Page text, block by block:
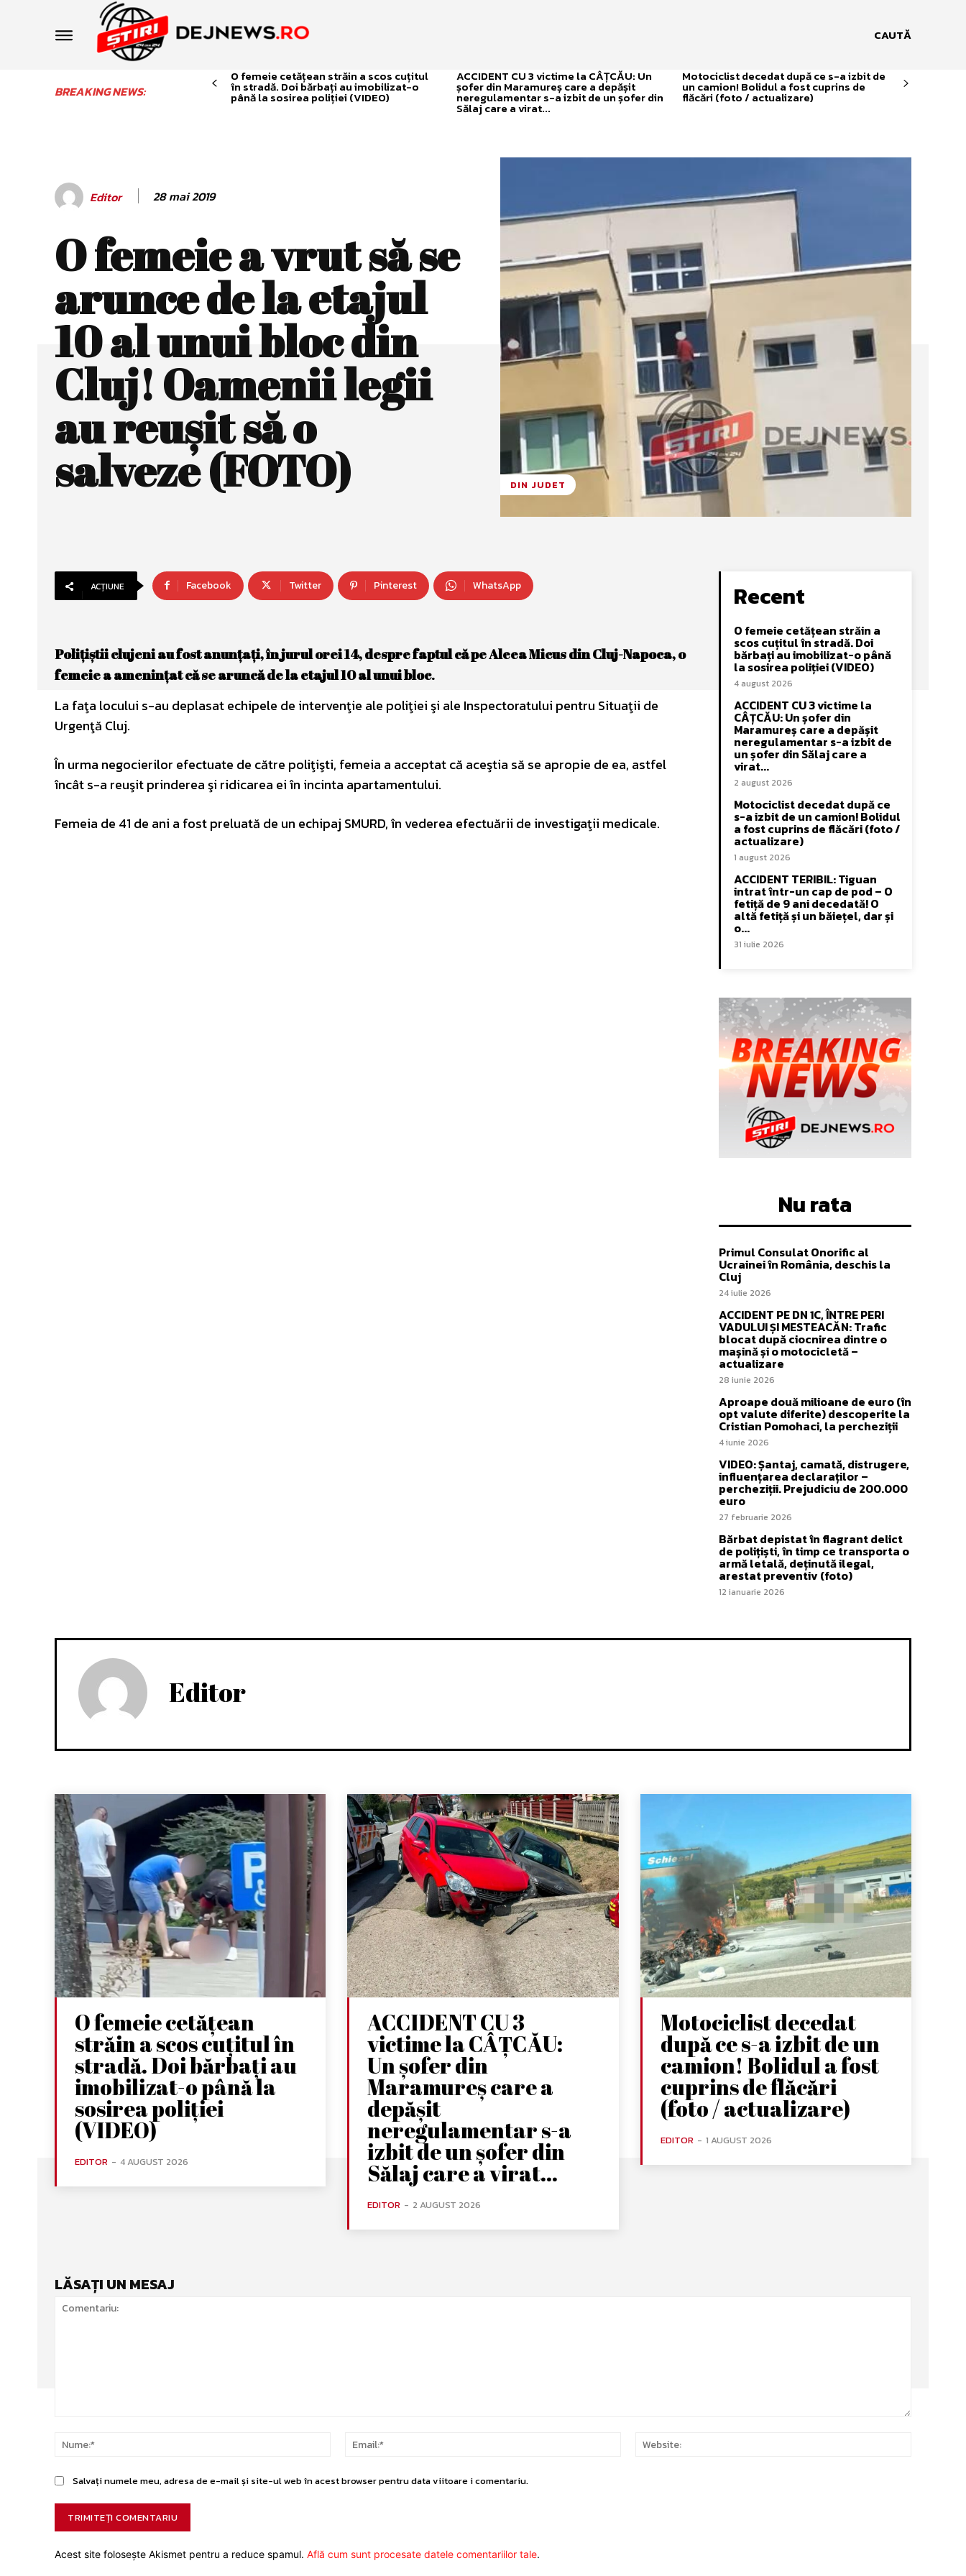
CAUTĂ
BREAKING NEWS:
O femeie cetățean străin a scos cuțitul
în stradă. Doi bărbați au imobilizat-o
până la sosirea poliției (VIDEO)
ACCIDENT CU 3 victime la CÂȚCĂU: Un
șofer din Maramureș care a depășit
neregulamentar s-a izbit de un șofer din
Sălaj care a virat...
Motociclist decedat după ce s-a izbit de
un camion! Bolidul a fost cuprins de
flăcări (foto / actualizare)
Editor 28 mai 2019
O femeie a vrut să se
arunce de la etajul
10 al unui bloc din
Cluj! Oamenii legii
au reuşit să o
salveze (FOTO) DIN JUDET
ACȚIUNE Facebook Twitter Pinterest WhatsApp
Poliţiştii clujeni au fost anunţaţi, în jurul orei 14, despre faptul că pe Aleea Micus din Cluj-Napoca, o
femeie a ameninţat că se aruncă de la etajul 10 al unui bloc.
La faţa locului s-au deplasat echipele de intervenţie ale poliţiei şi ale Inspectoratului pentru Situaţii de
Urgenţă Cluj.
În urma negocierilor efectuate de către poliţişti, femeia a acceptat că aceştia să se apropie de ea, astfel
încât s-a reuşit prinderea şi ridicarea ei în incinta apartamentului.
Femeia de 41 de ani a fost preluată de un echipaj SMURD, în vederea efectuării de investigaţii medicale.
Recent
O femeie cetățean străin a
scos cuțitul în stradă. Doi
bărbați au imobilizat-o până
la sosirea poliției (VIDEO)
4 august 2026
ACCIDENT CU 3 victime la
CÂȚCĂU: Un șofer din
Maramureș care a depășit
neregulamentar s-a izbit de
un șofer din Sălaj care a
virat...
2 august 2026
Motociclist decedat după ce
s-a izbit de un camion! Bolidul
a fost cuprins de flăcări (foto /
actualizare)
1 august 2026
ACCIDENT TERIBIL: Tiguan
intrat într-un cap de pod – O
fetiță de 9 ani decedată! O
altă fetiță și un băiețel, dar și
o...
31 iulie 2026
Nu rata
Primul Consulat Onorific al
Ucrainei în România, deschis la
Cluj
24 iulie 2026
ACCIDENT PE DN 1C, ÎNTRE PERI
VADULUI ȘI MESTEACĂN: Trafic
blocat după ciocnirea dintre o
mașină și o motocicletă –
actualizare
28 iunie 2026
Aproape două milioane de euro (în
opt valute diferite) descoperite la
Cristian Pomohaci, la percheziții
4 iunie 2026
VIDEO: Șantaj, camată, distrugere,
influențarea declaraților –
percheziții. Prejudiciu de 200.000
euro
27 februarie 2026
Bărbat depistat în flagrant delict
de polițiști, în timp ce transporta o
armă letală, deținută ilegal,
arestat preventiv (foto)
12 ianuarie 2026
Editor
O femeie cetățean
străin a scos cuțitul în
stradă. Doi bărbați au
imobilizat-o până la
sosirea poliției
(VIDEO)
EDITOR - 4 AUGUST 2026
ACCIDENT CU 3
victime la CÂȚCĂU:
Un șofer din
Maramureș care a
depășit
neregulamentar s-a
izbit de un șofer din
Sălaj care a virat...
EDITOR - 2 AUGUST 2026
Motociclist decedat
după ce s-a izbit de un
camion! Bolidul a fost
cuprins de flăcări
(foto / actualizare)
EDITOR - 1 AUGUST 2026
LĂSAȚI UN MESAJ
Nume:*
Email:*
Salvați numele meu, adresa de e-mail și site-ul web în acest browser pentru data viitoare i comentariu.
Acest site folosește Akismet pentru a reduce spamul. Află cum sunt procesate datele comentariilor tale.